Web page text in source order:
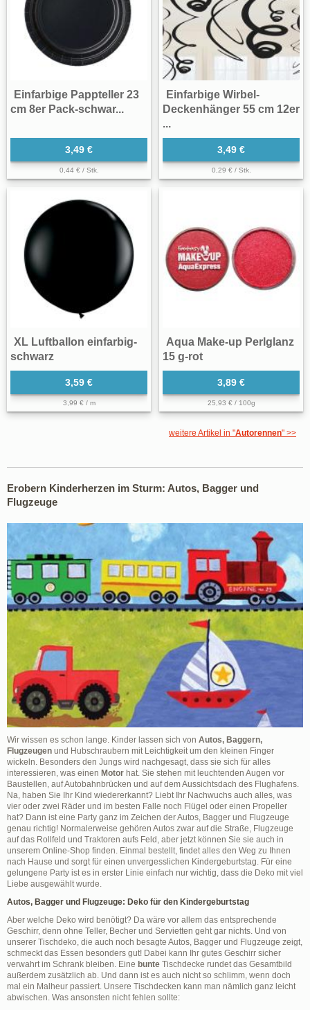
Einfarbige Pappteller 23
cm 8er Pack-schwar...
3,49 €
0,44 € / Stk.
Einfarbige Wirbel-
Deckenhänger 55 cm 12er
...
3,49 €
0,29 € / Stk.
XL Luftballon einfarbig-
schwarz
3,59 €
3,99 € / m
Aqua Make-up Perlglanz
15 g-rot
3,89 €
25,93 € / 100g
weitere Artikel in "Autorennen" >>
Erobern Kinderherzen im Sturm: Autos, Bagger und
Flugzeuge
Wir wissen es schon lange. Kinder lassen sich von Autos, Baggern,
Flugzeugen und Hubschraubern mit Leichtigkeit um den kleinen Finger
wickeln. Besonders den Jungs wird nachgesagt, dass sie sich für alles
interessieren, was einen Motor hat. Sie stehen mit leuchtenden Augen vor
Baustellen, auf Autobahnbrücken und auf dem Aussichtsdach des Flughafens.
Na, haben Sie Ihr Kind wiedererkannt? Liebt Ihr Nachwuchs auch alles, was
vier oder zwei Räder und im besten Falle noch Flügel oder einen Propeller
hat? Dann ist eine Party ganz im Zeichen der Autos, Bagger und Flugzeuge
genau richtig! Normalerweise gehören Autos zwar auf die Straße, Flugzeuge
auf das Rollfeld und Traktoren aufs Feld, aber jetzt können Sie sie auch in
unserem Online-Shop finden. Einmal bestellt, findet alles den Weg zu Ihnen
nach Hause und sorgt für einen unvergesslichen Kindergeburtstag. Für eine
gelungene Party ist es in erster Linie einfach nur wichtig, dass die Deko mit viel
Liebe ausgewählt wurde.
Autos, Bagger und Flugzeuge: Deko für den Kindergeburtstag
Aber welche Deko wird benötigt? Da wäre vor allem das entsprechende
Geschirr, denn ohne Teller, Becher und Servietten geht gar nichts. Und von
unserer Tischdeko, die auch noch besagte Autos, Bagger und Flugzeuge zeigt,
schmeckt das Essen besonders gut! Dabei kann Ihr gutes Geschirr sicher
verwahrt im Schrank bleiben. Eine bunte Tischdecke rundet das Gesamtbild
außerdem zusätzlich ab. Und dann ist es auch nicht so schlimm, wenn doch
mal ein Malheur passiert. Unsere Tischdecken kann man nämlich ganz leicht
abwischen. Was ansonsten nicht fehlen sollte: